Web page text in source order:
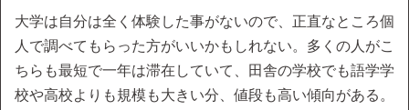
大学は自分は全く体験した事がないので、正直なところ個
人で調べてもらった方がいいかもしれない。多くの人がこ
ちらも最短で一年は滞在していて、田舎の学校でも語学学
校や高校よりも規模も大きい分、値段も高い傾向がある。